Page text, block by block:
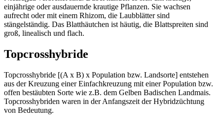
einjährige oder ausdauernde krautige Pflanzen. Sie wachsen
aufrecht oder mit einem Rhizom, die Laubblätter sind
stängelständig. Das Blatthäutchen ist häutig, die Blattspreiten sind
groß, linealisch und flach.
Topcrosshybride
Topcrosshybride [(A x B) x Population bzw. Landsorte] entstehen
aus der Kreuzung einer Einfachkreuzung mit einer Population bzw.
offen bestäubten Sorte wie z.B. dem Gelben Badischen Landmais.
Topcrosshybriden waren in der Anfangszeit der Hybridzüchtung
von Bedeutung.